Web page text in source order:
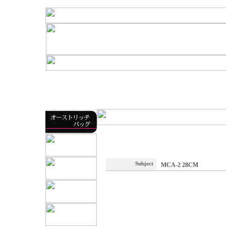
Subject MCA-2 28CM